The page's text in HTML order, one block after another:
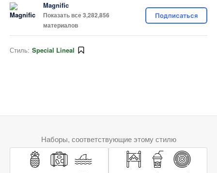
Magnific
Показать все 3,282,856
материалов
Подписаться
Стиль: Special Lineal
Наборы, соответствующие этому стилю